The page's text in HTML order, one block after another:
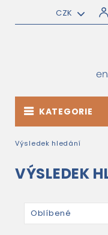
CZK
KATEGORIE
Výsledek hledání
VÝSLEDEK
Oblíbené